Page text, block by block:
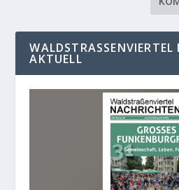
WALDSTRASSENVIERTEL
KTUELL